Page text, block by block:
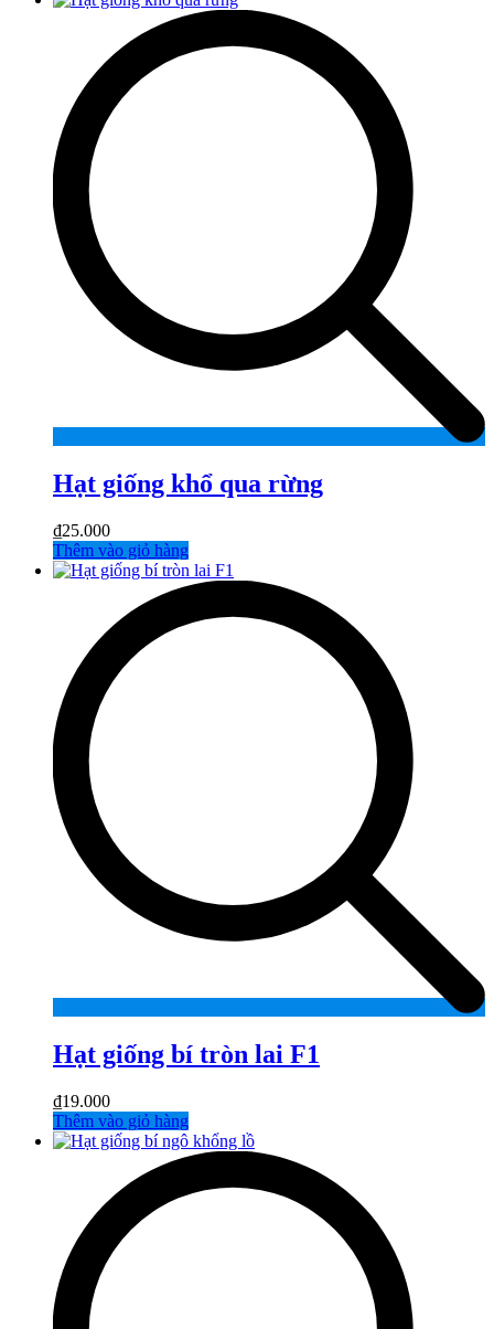
Hạt giống khổ qua rừng
₫25.000
Thêm vào giỏ hàng
Hạt giống bí tròn lai F1
₫19.000
Thêm vào giỏ hàng